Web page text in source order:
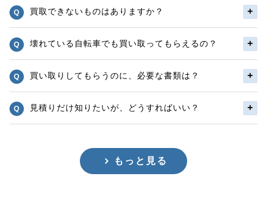
買取できないものはありますか？
壊れている自転車でも買い取ってもらえるの？
買い取りしてもらうのに、必要な書類は？
見積りだけ知りたいが、どうすればいい？
もっと見る